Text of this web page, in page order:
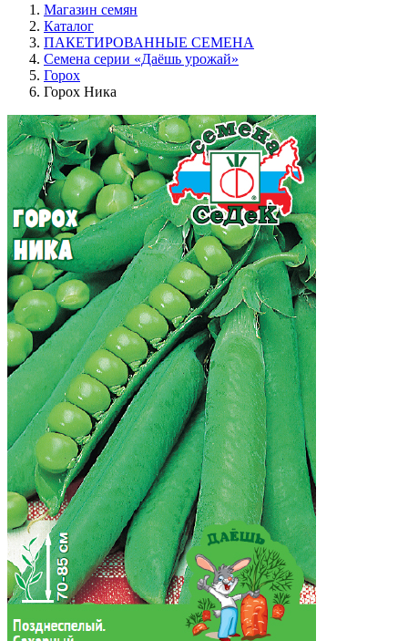
Магазин семян
Каталог
ПАКЕТИРОВАННЫЕ СЕМЕНА
Семена серии «Даёшь урожай»
Горох
Горох Ника